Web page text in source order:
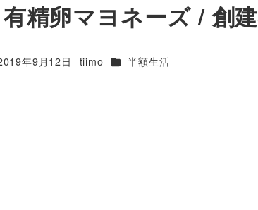
精卵マヨネーズ / 創
日
年9月12日
著
tiimo カテゴリー
半額生活